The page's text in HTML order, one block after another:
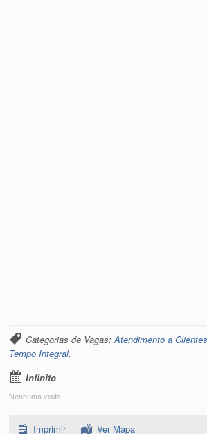
Categorias de Vagas:Atendimento a
Tempo Integral.
Infinito.
Nenhuma visita
Imprimir Ver Mapa